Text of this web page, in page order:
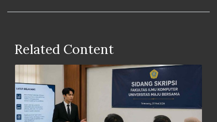
Related Content